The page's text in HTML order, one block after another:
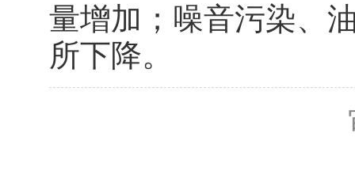
量增加；噪音污染、
所下降。